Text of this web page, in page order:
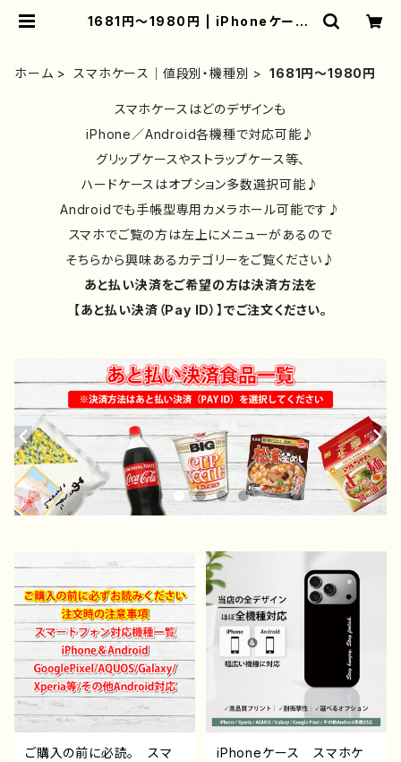
1681円～1980円 | iPhoneケース/
販｜雑貨屋アリうさ
ホーム スマホケース｜値段別・機種別 1681円～1980円
スマホケースはどのデザインも
iPhone／Android各機種で対応可能♪
グリップケースやストラップケース等、
ハードケースはオプション多数選択可能♪
Androidでも手帳型専用カメラホール可能です♪
スマホでご覧の方は左上にメニューがあるので
そちらから興味あるカテゴリーをご覧ください♪
あと払い決済をご希望の方は決済方法を
【あと払い決済（Pay ID）】でご注文ください。
ご購入の前に必読。 スマ
iPhoneケース スマホケ